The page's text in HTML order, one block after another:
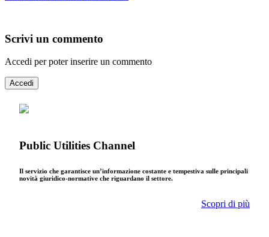
Scrivi un commento
Accedi per poter inserire un commento
Accedi
Public Utilities Channel
Il servizio che garantisce un’informazione costante e tempestiva sulle principali
novità giuridico-normative che riguardano il settore.
Scopri di più